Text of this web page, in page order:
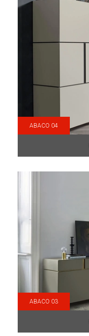
ABACO 04
ABACO 03